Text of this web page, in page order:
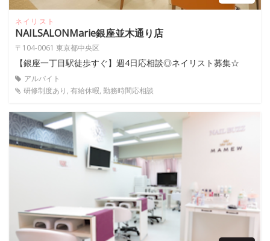
ネイリスト
NAILSALONMarie銀座並木通り店
〒104-0061 東京都中央区
【銀座一丁目駅徒歩すぐ】週4日応相談◎ネイリスト募集☆
アルバイト
研修制度あり, 有給休暇, 勤務時間応相談